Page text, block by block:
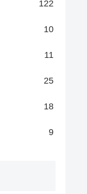
122
10
11
25
18
9